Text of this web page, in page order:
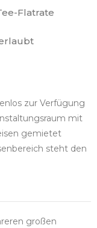
Flatrate
zur Verfügung
mit
gemietet
steht den
großen